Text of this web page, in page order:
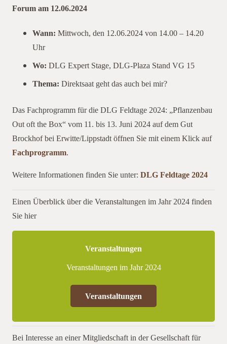
Forum am 12.06.2024
Wann: Mittwoch, den 12.06.2024 von 14.00 – 14.20
Uhr
Wo: DLG Expert Stage, DLG-Plaza Stand VG 15
Thema: Direktsaat geht das auch bei mir?
Das Fachprogramm für die DLG Feldtage 2024: „Pflanzenbau
Out oft the Box“ vom 11. bis 13. Juni 2024 auf dem Gut
Brockhof bei Erwitte/Lippstadt öffnen Sie mit einem Klick auf
Fachprogramm.
Weitere Informationen finden Sie unter: DLG Feldtage 2024
Einen Überblick über die Veranstaltungen im Jahr 2024 finden
Sie hier
Veranstaltungen
Veranstaltungen im Jahr 2024
Veranstaltungen
Bei Interesse an einer Mitgliedschaft in der Gesellschaft für